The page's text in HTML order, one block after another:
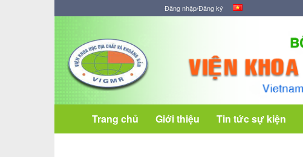
Đăng nhập/Đăng ký
Viện
Khoa
học
Địa
chất
và
Khoáng
sản
Trang chủ Giới thiệu Tin tức sự kiện